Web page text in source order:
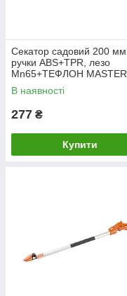
Секатор садовий 200 мм,
ручки ABS+TPR, лезо
Mn65+ТЕФЛОН MASTER
TOOL 14-6119
В наявності
277 ₴
Купити